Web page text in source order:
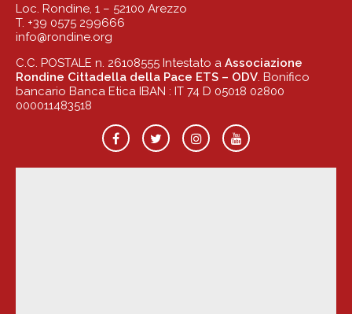
Loc. Rondine, 1 – 52100 Arezzo
T. +39 0575 299666
info@rondine.org
C.C. POSTALE n. 26108555 Intestato a Associazione
Rondine Cittadella della Pace ETS – ODV. Bonifico
bancario Banca Etica IBAN : IT 74 D 05018 02800
000011483518